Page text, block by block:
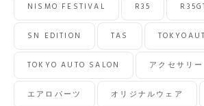
NISMO FESTIVAL R35
SN EDITION TAS
TOKYO AUTO SALON アクセサリー
エアロパーツ オリジナルウェア